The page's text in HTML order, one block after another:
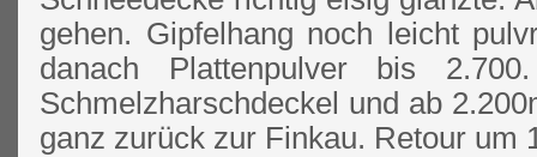
gehen. Gipfelhang noch leicht
danach Plattenpulver bis
Schmelzharschdeckel und ab
ganz zurück zur Finkau. Retour um